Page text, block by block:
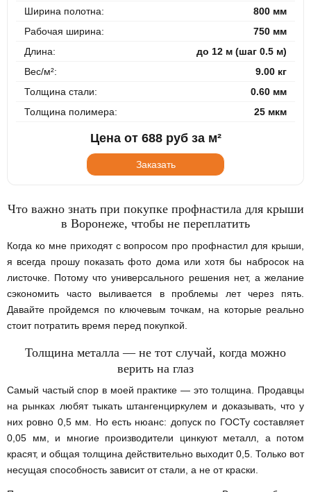
Ширина полотна:
800 мм
Рабочая ширина:
750 мм
Длина:
до 12 м (шаг 0.5 м)
Вес/м²:
9.00 кг
Толщина стали:
0.60 мм
Толщина полимера:
25 мкм
Цена от 688руб за м²
Заказать
Что важно знать при покупке профнастила для крыши
в Воронеже, чтобы не переплатить
Когда ко мне приходят с вопросом про профнастил для крыши,
я всегда прошу показать фото дома или хотя бы набросок на
листочке. Потому что универсального решения нет, а желание
сэкономить часто выливается в проблемы лет через пять.
Давайте пройдемся по ключевым точкам, на которые реально
стоит потратить время перед покупкой.
Толщина металла — не тот случай, когда можно
верить на глаз
Самый частый спор в моей практике — это толщина. Продавцы
на рынках любят тыкать штангенциркулем и доказывать, что у
них ровно 0,5 мм. Но есть нюанс: допуск по ГОСТу составляет
0,05 мм, и многие производители цинкуют металл, а потом
красят, и общая толщина действительно выходит 0,5. Только вот
несущая способность зависит от стали, а не от краски.